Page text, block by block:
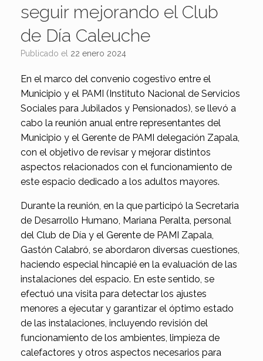
seguir mejorando el Club
de Día Caleuche
Publicado el 22 enero 2024
En el marco del convenio cogestivo entre el
Municipio y el PAMI (Instituto Nacional de Servicios
Sociales para Jubilados y Pensionados), se llevó a
cabo la reunión anual entre representantes del
Municipio y el Gerente de PAMI delegación Zapala,
con el objetivo de revisar y mejorar distintos
aspectos relacionados con el funcionamiento de
este espacio dedicado a los adultos mayores.
Durante la reunión, en la que participó la Secretaria
de Desarrollo Humano, Mariana Peralta, personal
del Club de Día y el Gerente de PAMI Zapala,
Gastón Calabró, se abordaron diversas cuestiones,
haciendo especial hincapié en la evaluación de las
instalaciones del espacio. En este sentido, se
efectuó una visita para detectar los ajustes
menores a ejecutar y garantizar el óptimo estado
de las instalaciones, incluyendo revisión del
funcionamiento de los ambientes, limpieza de
calefactores y otros aspectos necesarios para